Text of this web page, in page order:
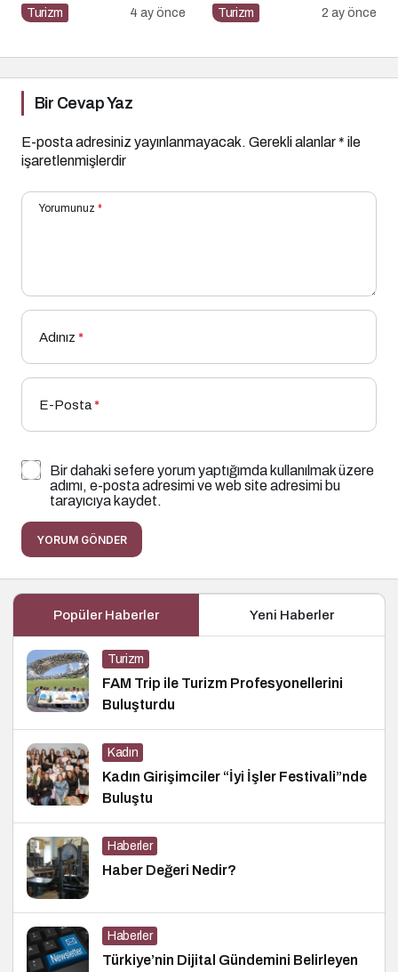
Başladı!
Turizm 4 ay önce Turizm 2 ay önce
Bir Cevap Yaz
E-posta adresiniz yayınlanmayacak. Gerekli alanlar* ile
işaretlenmişlerdir
Yorumunuz *
Adınız *
E-Posta*
Bir dahaki sefere yorum yaptığımda kullanılmak üzere
adımı, e-posta adresimi ve web site adresimi bu
tarayıcıya kaydet.
YORUM GÖNDER
Popüler Haberler Yeni Haberler
Turizm
FAM Trip ile Turizm Profesyonellerini
Buluşturdu
Kadın
Kadın Girişimciler “İyi İşler Festivali”nde
Buluştu
Haberler
Haber Değeri Nedir?
Haberler
Türkiye’nin Dijital Gündemini Belirleyen